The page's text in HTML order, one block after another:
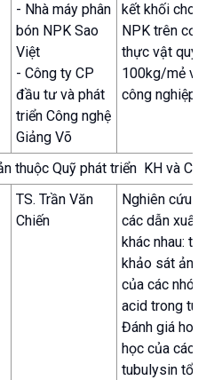
- Nhà máy phân
bón NPK Sao
Việt
- Công ty CP
đầu tư và phát
triển Công nghệ
Giảng Võ
kết khối cho
NPK trên cơ
thực vật quy
100kg/mẻ
công nghiệp
thuộc Quỹ phát triển KH và CN
TS. Trần Văn
Chiến
Nghiên cứu
các dẫn xuất
khác nhau:
khảo sát ảnh
của các
acid trong
Đánh giá
học của các
tubulysin